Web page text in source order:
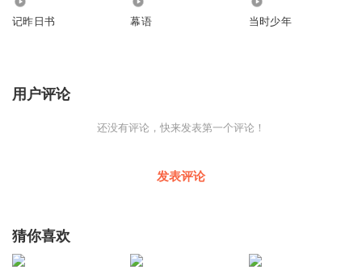
记昨日书 幕语 当时少年
用户评论
还没有评论，快来发表第一个评论！
发表评论
猜你喜欢